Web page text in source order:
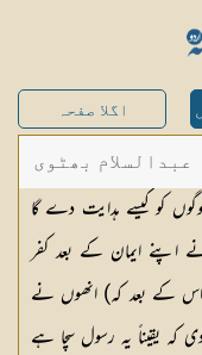
اگلا صفحہ
عبدالسلام بھٹوی
بن محمد
کو کیسے ہدایت دے گا
اپنے ایمان کے بعد کفر
(اس کے بعد کہ) انھوں نے
کہ یقیناً یہ رسول سچا ہے